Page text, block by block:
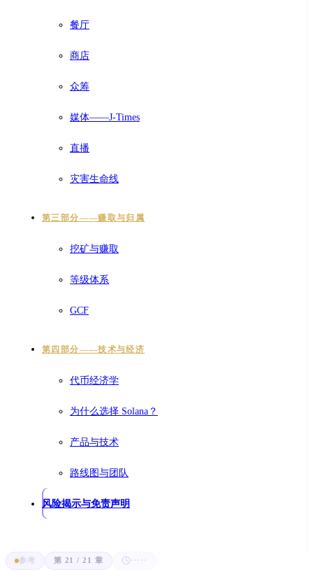
餐厅
商店
众筹
媒体——J-Times
直播
灾害生命线
第三部分——赚取与归属
挖矿与赚取
等级体系
GCF
第四部分——技术与经济
代币经济学
为什么选择 Solana？
产品与技术
路线图与团队
风险揭示与免责声明
参考 第 21 / 21 章 ·····